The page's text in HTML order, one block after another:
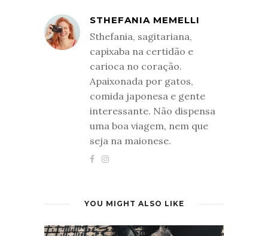
STHEFANIA MEMELLI
Sthefania, sagitariana,
capixaba na certidão e
carioca no coração.
Apaixonada por gatos,
comida japonesa e gente
interessante. Não dispensa
uma boa viagem, nem que
seja na maionese.
YOU MIGHT ALSO LIKE